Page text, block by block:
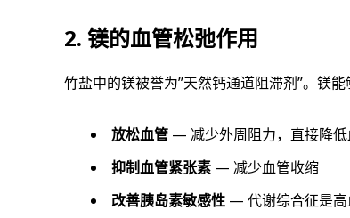
2. 镁的血管松弛作用
竹盐中的镁被誉为”天然钙通道阻滞剂”。镁能
放松血管 — 减少外周阻力，直接降
抑制血管紧张素 — 减少血管收缩
改善胰岛素敏感性 — 代谢综合征是